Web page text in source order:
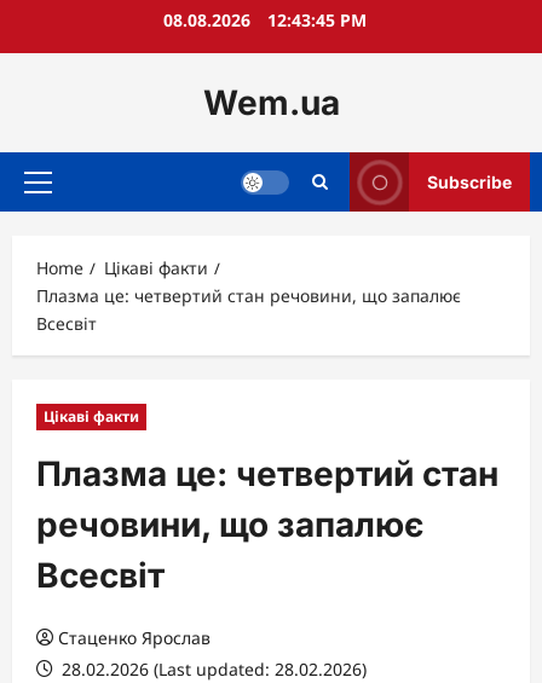
08.08.2026 12:43:46 PM
Wem.ua
Primary
Subscribe
Home
Цікаві факти
Плазма це: четвертий стан речовини, що запалює
Всесвіт
Цікаві факти
Плазма це: четвертий стан
речовини, що запалює
Всесвіт
Стаценко Ярослав
28.02.2026 (Last updated: 28.02.2026)